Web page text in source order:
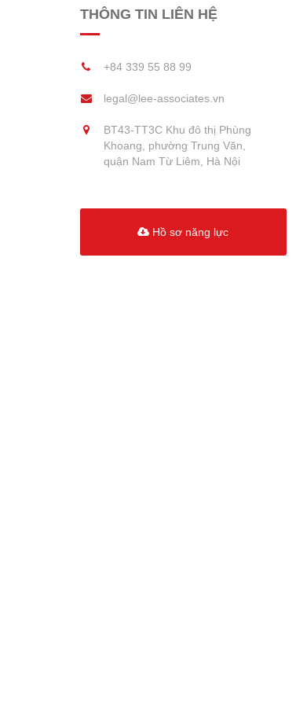
THÔNG TIN LIÊN HỆ
+84 339 55 88 99
legal@lee-associates.vn
BT43-TT3C Khu đô thị Phùng
Khoang, phường Trung Văn,
quận Nam Từ Liêm, Hà Nội
Hồ sơ năng lực